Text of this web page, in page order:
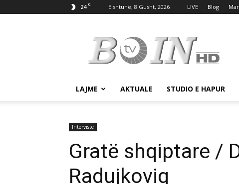
24 C E shtunë, 8 Gusht, 2026 LIVE Blog
Boin
LAJME AKTUALE STUDIO E HAPUR
Intervistë
Gratë shqiptare /
Radujkoviq